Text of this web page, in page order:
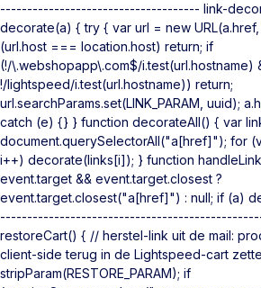
------------------------------------- link-
decorate(a) { try { var url = new
(url.host === location.host) return; if
(!/\.webshopapp\.com$/i.test(url.hostname)
!/lightspeed/i.test(url.hostname)) return;
url.searchParams.set(LINK_PARAM, uuid);
catch (e) {} } function decorateAll() { var
document.querySelectorAll("a[href]"); for
i++) decorate(links[i]); } function
event.target && event.target.closest ?
event.target.closest("a[href]") : null; if (a)
restoreCart() { // herstel-link uit de mail:
client-side terug in de Lightspeed-cart
stripParam(RESTORE_PARAM); if